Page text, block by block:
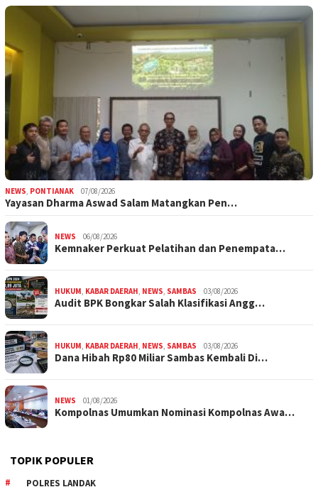
NEWS PONTIANAK 07/08/2026
Yayasan Dharma Aswad Salam Matangkan Pen…
NEWS 06/08/2026
Kemnaker Perkuat Pelatihan dan Penempata…
HUKUM KABAR DAERAH NEWS SAMBAS 03/08/2026
Audit BPK Bongkar Salah Klasifikasi Angg…
HUKUM KABAR DAERAH NEWS SAMBAS 03/08/2026
Dana Hibah Rp80 Miliar Sambas Kembali Di…
NEWS 01/08/2026
Kompolnas Umumkan Nominasi Kompolnas Awa…
TOPIK POPULER
POLRES LANDAK